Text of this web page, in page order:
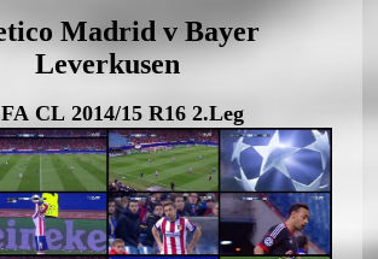
Madrid v Bayer
Leverkusen
CL 2014/15 R16 2.Leg